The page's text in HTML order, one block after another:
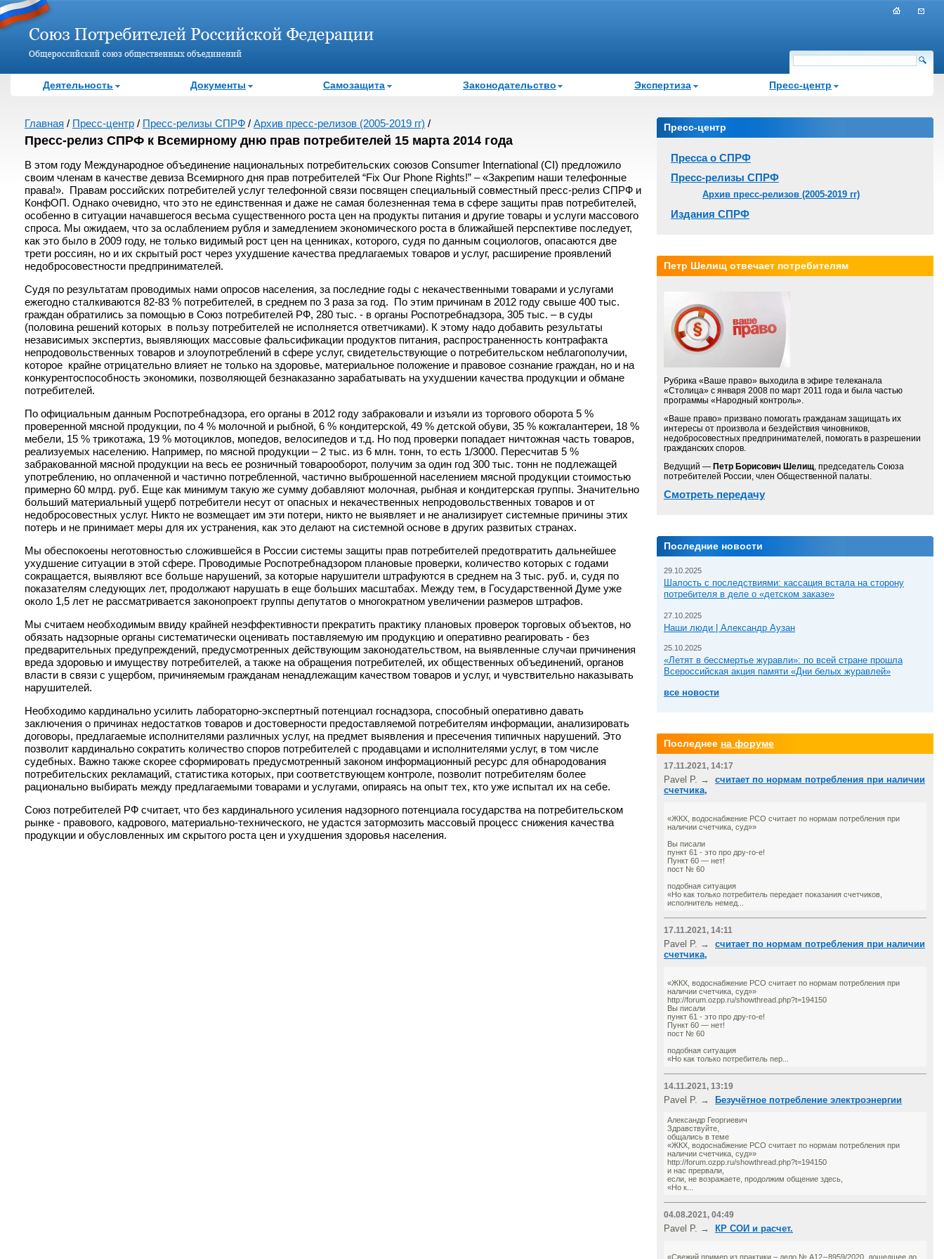
Деятельность Документы Самозащита Законодательство Экспертиза Пресс-центр
Главная / Пресс-центр / Пресс-релизы СПРФ / Архив пресс-релизов (2005-2019 гг) /
Пресс-релиз СПРФ к Всемирному дню прав потребителей 15 марта 2014 года
В этом году Международное объединение национальных потребительских союзов Consumer International (CI) предложило
своим членам в качестве девиза Всемирного дня прав потребителей “Fix Our Phone Rights!” – «Закрепим наши телефонные
права!». Правам российских потребителей услуг телефонной связи посвящен специальный совместный пресс-релиз СПРФ и
КонфОП. Однако очевидно, что это не единственная и даже не самая болезненная тема в сфере защиты прав потребителей,
особенно в ситуации начавшегося весьма существенного роста цен на продукты питания и другие товары и услуги массового
спроса. Мы ожидаем, что за ослаблением рубля и замедлением экономического роста в ближайшей перспективе последует,
как это было в 2009 году, не только видимый рост цен на ценниках, которого, судя по данным социологов, опасаются две
трети россиян, но и их скрытый рост через ухудшение качества предлагаемых товаров и услуг, расширение проявлений
недобросовестности предпринимателей.
Судя по результатам проводимых нами опросов населения, за последние годы с некачественными товарами и услугами
ежегодно сталкиваются 82-83 % потребителей, в среднем по 3 раза за год. По этим причинам в 2012 году свыше 400 тыс.
граждан обратились за помощью в Союз потребителей РФ, 280 тыс. - в органы Роспотребнадзора, 305 тыс. – в суды
(половина решений которых в пользу потребителей не исполняется ответчиками). К этому надо добавить результаты
независимых экспертиз, выявляющих массовые фальсификации продуктов питания, распространенность контрафакта
непродовольственных товаров и злоупотреблений в сфере услуг, свидетельствующие о потребительском неблагополучии,
которое крайне отрицательно влияет не только на здоровье, материальное положение и правовое сознание граждан, но и на
конкурентоспособность экономики, позволяющей безнаказанно зарабатывать на ухудшении качества продукции и обмане
потребителей.
По официальным данным Роспотребнадзора, его органы в 2012 году забраковали и изъяли из торгового оборота 5 %
проверенной мясной продукции, по 4 % молочной и рыбной, 6 % кондитерской, 49 % детской обуви, 35 % кожгалантереи, 18 %
мебели, 15 % трикотажа, 19 % мотоциклов, мопедов, велосипедов и т.д. Но под проверки попадает ничтожная часть товаров,
реализуемых населению. Например, по мясной продукции – 2 тыс. из 6 млн. тонн, то есть 1/3000. Пересчитав 5 %
забракованной мясной продукции на весь ее розничный товарооборот, получим за один год 300 тыс. тонн не подлежащей
употреблению, но оплаченной и частично потребленной, частично выброшенной населением мясной продукции стоимостью
примерно 60 млрд. руб. Еще как минимум такую же сумму добавляют молочная, рыбная и кондитерская группы. Значительно
больший материальный ущерб потребители несут от опасных и некачественных непродовольственных товаров и от
недобросовестных услуг. Никто не возмещает им эти потери, никто не выявляет и не анализирует системные причины этих
потерь и не принимает меры для их устранения, как это делают на системной основе в других развитых странах.
Мы обеспокоены неготовностью сложившейся в России системы защиты прав потребителей предотвратить дальнейшее
ухудшение ситуации в этой сфере. Проводимые Роспотребнадзором плановые проверки, количество которых с годами
сокращается, выявляют все больше нарушений, за которые нарушители штрафуются в среднем на 3 тыс. руб. и, судя по
показателям следующих лет, продолжают нарушать в еще больших масштабах. Между тем, в Государственной Думе уже
около 1,5 лет не рассматривается законопроект группы депутатов о многократном увеличении размеров штрафов.
Мы считаем необходимым ввиду крайней неэффективности прекратить практику плановых проверок торговых объектов, но
обязать надзорные органы систематически оценивать поставляемую им продукцию и оперативно реагировать - без
предварительных предупреждений, предусмотренных действующим законодательством, на выявленные случаи причинения
вреда здоровью и имуществу потребителей, а также на обращения потребителей, их общественных объединений, органов
власти в связи с ущербом, причиняемым гражданам ненадлежащим качеством товаров и услуг, и чувствительно наказывать
нарушителей.
Необходимо кардинально усилить лабораторно-экспертный потенциал госнадзора, способный оперативно давать
заключения о причинах недостатков товаров и достоверности предоставляемой потребителям информации, анализировать
договоры, предлагаемые исполнителями различных услуг, на предмет выявления и пресечения типичных нарушений. Это
позволит кардинально сократить количество споров потребителей с продавцами и исполнителями услуг, в том числе
судебных. Важно также скорее сформировать предусмотренный законом информационный ресурс для обнародования
потребительских рекламаций, статистика которых, при соответствующем контроле, позволит потребителям более
рационально выбирать между предлагаемыми товарами и услугами, опираясь на опыт тех, кто уже испытал их на себе.
Союз потребителей РФ считает, что без кардинального усиления надзорного потенциала государства на потребительском
рынке - правового, кадрового, материально-технического, не удастся затормозить массовый процесс снижения качества
продукции и обусловленных им скрытого роста цен и ухудшения здоровья населения.
Пресс-центр
Пресса о СПРФ
Пресс-релизы СПРФ
Архив пресс-релизов (2005-2019 гг)
Издания СПРФ
Петр Шелищ отвечает потребителям
Рубрика «Ваше право» выходила в эфире телеканала
«Столица» с января 2008 по март 2011 года и была частью
программы «Народный контроль».
«Ваше право» призвано помогать гражданам защищать их
интересы от произвола и бездействия чиновников,
недобросовестных предпринимателей, помогать в разрешении
гражданских споров.
Ведущий — Петр Борисович Шелищ, председатель Союза
потребителей России, член Общественной палаты.
Смотреть передачу
Последние новости
29.10.2025
Шалость с последствиями: кассация встала на сторону
потребителя в деле о «детском заказе»
27.10.2025
Наши люди | Александр Аузан
25.10.2025
«Летят в бессмертье журавли»: по всей стране прошла
Всероссийская акция памяти «Дни белых журавлей»
все новости
Последнее на форуме
17.11.2021, 14:17
Pavel P. → считает по нормам потребления при наличии
счетчика,
«ЖКХ, водоснабжение РСО считает по нормам потребления при
наличии счетчика, суд»»
Вы писали
пункт 61 - это про дру-го-е!
Пункт 60 — нет!
пост № 60
подобная ситуация
«Но как только потребитель передает показания счетчиков,
исполнитель немед...
17.11.2021, 14:11
Pavel P. → считает по нормам потребления при наличии
счетчика,
«ЖКХ, водоснабжение РСО считает по нормам потребления при
наличии счетчика, суд»»
http://forum.ozpp.ru/showthread.php?t=194150
Вы писали
пункт 61 - это про дру-го-е!
Пункт 60 — нет!
пост № 60
подобная ситуация
«Но как только потребитель пер...
14.11.2021, 13:19
Pavel P. → Безучётное потребление электроэнергии
Александр Георгиевич
Здравствуйте,
общались в теме
«ЖКХ, водоснабжение РСО считает по нормам потребления при
наличии счетчика, суд»»
http://forum.ozpp.ru/showthread.php?t=194150
и нас прервали,
если, не возражаете, продолжим общение здесь,
«Но к...
04.08.2021, 04:49
Pavel P. → КР СОИ и расчет.
«Свежий пример из практики – дело № А12 – 8959/2020, дошедшее до